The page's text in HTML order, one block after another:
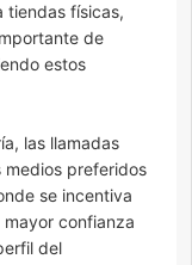
tiendas físicas,
de
estos
las llamadas
medios preferidos
se incentiva
confianza
del